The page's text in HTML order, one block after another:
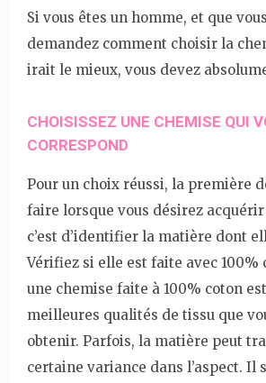
Si vous êtes un homme, et que
demandez comment choisir la
irait le mieux, vous devez
CHOISISSEZ UNE CHEMISE QUI
CORRESPOND
Pour un choix réussi, la première
faire lorsque vous désirez
c’est d’identifier la matière dont
Vérifiez si elle est faite avec 100%
une chemise faite à 100% coton est
meilleures qualités de tissu que
obtenir. Parfois, la matière peut
certaine variance dans l’aspect. Il